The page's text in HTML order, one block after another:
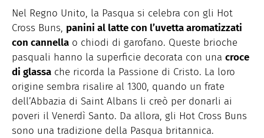
Nel Regno Unito, la Pasqua si celebra con gli Hot
Cross Buns, panini al latte con l’uvetta aromatizzati
con cannella o chiodi di garofano. Queste brioche
pasquali hanno la superficie decorata con una croce
di glassa che ricorda la Passione di Cristo. La loro
origine sembra risalire al 1300, quando un frate
dell’Abbazia di Saint Albans li creò per donarli ai
poveri il Venerdì Santo. Da allora, gli Hot Cross Buns
sono una tradizione della Pasqua britannica.